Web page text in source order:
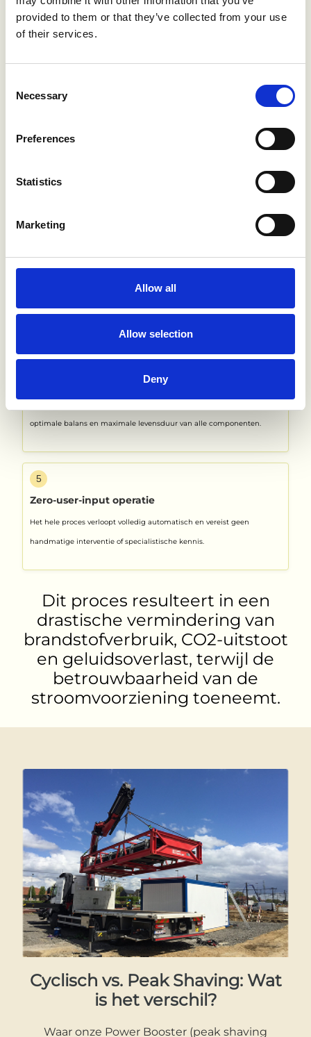
provided to them or that they’ve collected from your use
of their services.
Selection
Necessary
Preferences
Statistics
Marketing
Allow all
Allow selection
Deny
Efficiënt generator gebruik
In plaats van continu te draaien, start de generator alleen wanneer de
optimale rendement (ongeveer 80% van zijn capaciteit) - precies het
Automatische schakeling
batterij alle benodigde stroom.
Intelligent energiebeheer
Het systeem monitort continu het energieverbruik en de
optimale balans en maximale levensduur van alle componenten.
5
Zero-user-input operatie
Het hele proces verloopt volledig automatisch en vereist geen
handmatige interventie of specialistische kennis.
Dit proces resulteert in een
drastische vermindering van
brandstofverbruik, CO2-uitstoot
en geluidsoverlast, terwijl de
betrouwbaarheid van de
stroomvoorziening toeneemt.
Cyclisch vs. Peak Shaving: Wat
is het verschil?
Waar onze Power Booster (peak shaving